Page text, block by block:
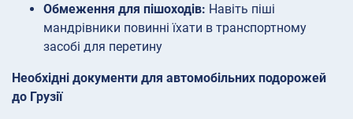
Обмеження для пішоходів: Навіть піші
мандрівники повинні їхати в транспортному
засобі для перетину
Необхідні документи для автомобільних подорожей
до Грузії